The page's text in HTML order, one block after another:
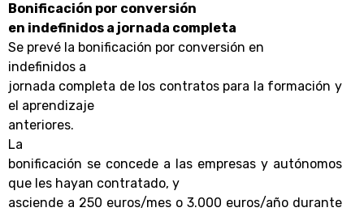
Bonificación por conversión
en indefinidos a jornada completa
Se prevé la bonificación por conversión en
indefinidos a
jornada completa de los contratos para la formación y
el aprendizaje
anteriores.
La
bonificación se concede a las empresas y autónomos
que les hayan contratado, y
asciende a 250 euros/mes o 3.000 euros/año durante